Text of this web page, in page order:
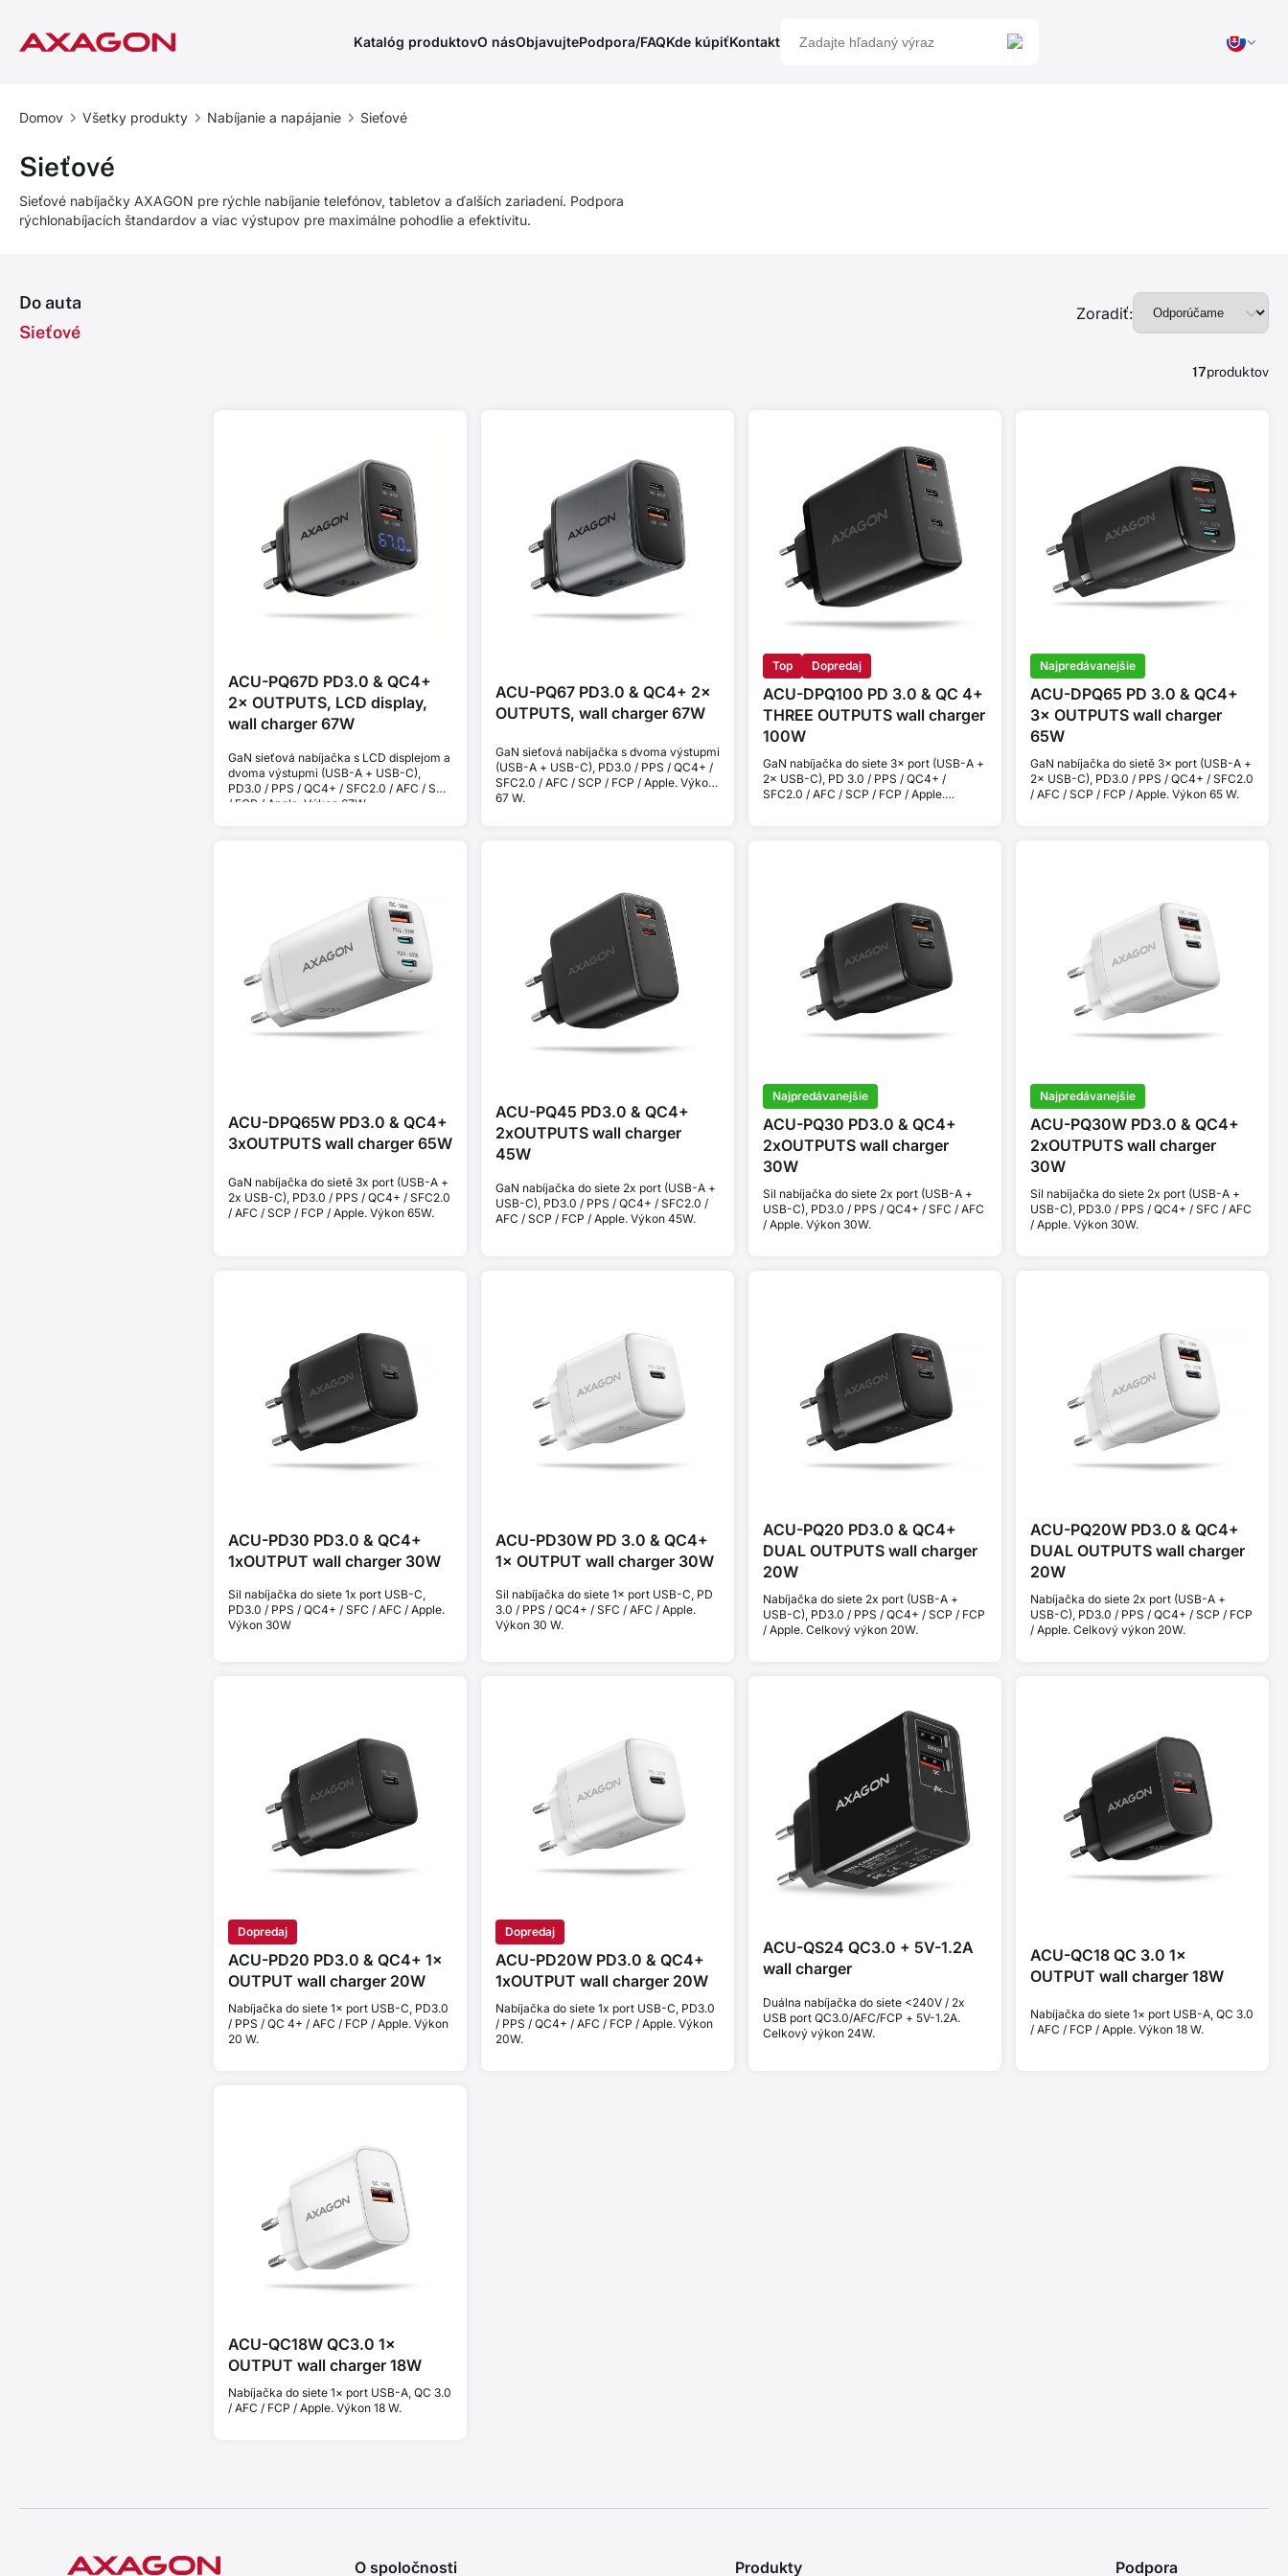
Katalóg produktovO násObjavujtePodpora/FAQKde kúpiťKontakt
Domov Všetky produkty Nabíjanie a napájanie Sieťové
Sieťové
Sieťové nabíjačky AXAGON pre rýchle nabíjanie telefónov, tabletov a ďalších zariadení. Podpora
rýchlonabíjacích štandardov a viac výstupov pre maximálne pohodlie a efektivitu.
Do auta
Sieťové
Zoradiť:
17produktov
ACU-PQ67D PD3.0 & QC4+
2× OUTPUTS, LCD display,
wall charger 67W
GaN sieťová nabíjačka s LCD displejom a
dvoma výstupmi (USB-A + USB-C),
PD3.0 / PPS / QC4+ / SFC2.0 / AFC / SCP
/ FCP / Apple. Výkon 67W.
ACU-PQ67 PD3.0 & QC4+ 2×
OUTPUTS, wall charger 67W
GaN sieťová nabíjačka s dvoma výstupmi
(USB-A + USB-C), PD3.0 / PPS / QC4+ /
SFC2.0 / AFC / SCP / FCP / Apple. Výkon
67 W.
Top Dopredaj
ACU-DPQ100 PD 3.0 & QC 4+
THREE OUTPUTS wall charger
100W
GaN nabíjačka do siete 3× port (USB-A +
2× USB-C), PD 3.0 / PPS / QC4+ /
SFC2.0 / AFC / SCP / FCP / Apple.
Najpredávanejšie
ACU-DPQ65 PD 3.0 & QC4+
3× OUTPUTS wall charger
65W
GaN nabíjačka do sietě 3× port (USB-A +
2× USB-C), PD3.0 / PPS / QC4+ / SFC2.0
/ AFC / SCP / FCP / Apple. Výkon 65 W.
ACU-DPQ65W PD3.0 & QC4+
3xOUTPUTS wall charger 65W
GaN nabíjačka do sietě 3x port (USB-A +
2x USB-C), PD3.0 / PPS / QC4+ / SFC2.0
/ AFC / SCP / FCP / Apple. Výkon 65W.
ACU-PQ45 PD3.0 & QC4+
2xOUTPUTS wall charger
45W
GaN nabíjačka do siete 2x port (USB-A +
USB-C), PD3.0 / PPS / QC4+ / SFC2.0 /
AFC / SCP / FCP / Apple. Výkon 45W.
Najpredávanejšie
ACU-PQ30 PD3.0 & QC4+
2xOUTPUTS wall charger
30W
Sil nabíjačka do siete 2x port (USB-A +
USB-C), PD3.0 / PPS / QC4+ / SFC / AFC
/ Apple. Výkon 30W.
Najpredávanejšie
ACU-PQ30W PD3.0 & QC4+
2xOUTPUTS wall charger
30W
Sil nabíjačka do siete 2x port (USB-A +
USB-C), PD3.0 / PPS / QC4+ / SFC / AFC
/ Apple. Výkon 30W.
ACU-PD30 PD3.0 & QC4+
1xOUTPUT wall charger 30W
Sil nabíjačka do siete 1x port USB-C,
PD3.0 / PPS / QC4+ / SFC / AFC / Apple.
Výkon 30W
ACU-PD30W PD 3.0 & QC4+
1× OUTPUT wall charger 30W
Sil nabíjačka do siete 1× port USB-C, PD
3.0 / PPS / QC4+ / SFC / AFC / Apple.
Výkon 30 W.
ACU-PQ20 PD3.0 & QC4+
DUAL OUTPUTS wall charger
20W
Nabíjačka do siete 2x port (USB-A +
USB-C), PD3.0 / PPS / QC4+ / SCP / FCP
/ Apple. Celkový výkon 20W.
ACU-PQ20W PD3.0 & QC4+
DUAL OUTPUTS wall charger
20W
Nabíjačka do siete 2x port (USB-A +
USB-C), PD3.0 / PPS / QC4+ / SCP / FCP
/ Apple. Celkový výkon 20W.
Dopredaj
ACU-PD20 PD3.0 & QC4+ 1×
OUTPUT wall charger 20W
Nabíjačka do siete 1× port USB-C, PD3.0
/ PPS / QC 4+ / AFC / FCP / Apple. Výkon
20 W.
Dopredaj
ACU-PD20W PD3.0 & QC4+
1xOUTPUT wall charger 20W
Nabíjačka do siete 1x port USB-C, PD3.0
/ PPS / QC4+ / AFC / FCP / Apple. Výkon
20W.
ACU-QS24 QC3.0 + 5V-1.2A
wall charger
Duálna nabíjačka do siete <240V / 2x
USB port QC3.0/AFC/FCP + 5V-1.2A.
Celkový výkon 24W.
ACU-QC18 QC 3.0 1×
OUTPUT wall charger 18W
Nabíjačka do siete 1× port USB-A, QC 3.0
/ AFC / FCP / Apple. Výkon 18 W.
ACU-QC18W QC3.0 1×
OUTPUT wall charger 18W
Nabíjačka do siete 1× port USB-A, QC 3.0
/ AFC / FCP / Apple. Výkon 18 W.
O spoločnosti Produkty Podpora